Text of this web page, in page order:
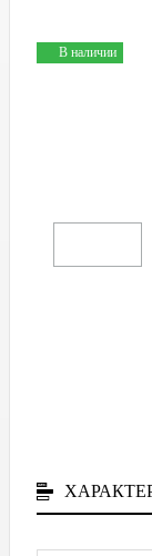
В наличии